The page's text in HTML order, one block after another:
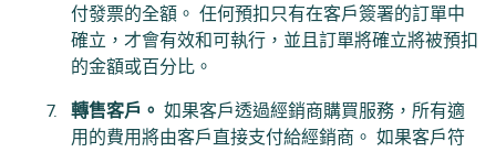
付發票的全額。 任何預扣只有在客戶簽署的訂單中
確立，才會有效和可執行，並且訂單將確立將被預扣
的金額或百分比。
轉售客戶。 如果客戶透過經銷商購買服務，所有適
用的費用將由客戶直接支付給經銷商。 如果客戶符